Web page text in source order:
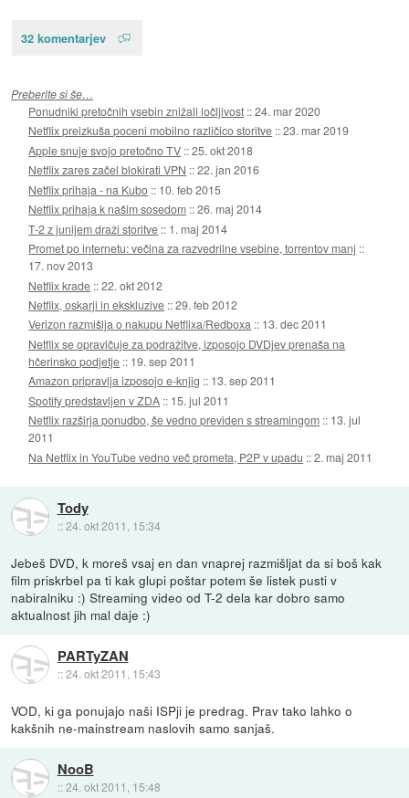
32 komentarjev
Preberite si še…
Ponudniki pretočnih vsebin znižali ločljivost ::24. mar 2020
Netflix preizkuša poceni mobilno različico storitve ::23. mar 2019
Apple snuje svojo pretočno TV ::25. okt 2018
Netflix zares začel blokirati VPN ::22. jan 2016
Netflix prihaja - na Kubo :: 10. feb 2015
Netflix prihaja k našim sosedom ::26. maj 2014
T-2 z junijem draži storitve :: 1. maj 2014
Promet po internetu: večina za razvedrilne vsebine, torrentov manj ::
17. nov 2013
Netflix krade ::22. okt 2012
Netflix, oskarji in ekskluzive ::29. feb 2012
Verizon razmišlja o nakupu Netflixa/Redboxa :: 13. dec 2011
Netflix se opravičuje za podražitve, izposojo DVDjev prenaša na
hčerinsko podjetje :: 19. sep 2011
Amazon pripravlja izposojo e-knjig :: 13. sep 2011
Spotify predstavljen v ZDA :: 15. jul 2011
Netflix razširja ponudbo, še vedno previden s streamingom :: 13. jul
2011
Na Netflix in YouTube vedno več prometa, P2P v upadu ::2. maj 2011
Tody
::24. okt 2011, 15:34
Jebeš DVD, k moreš vsaj en dan vnaprej razmišljat da si boš kak
film priskrbel pa ti kak glupi poštar potem še listek pusti v
nabiralniku :) Streaming video od T-2 dela kar dobro samo
aktualnost jih mal daje :)
PARTyZAN
::24. okt 2011, 15:43
VOD, ki ga ponujajo naši ISPji je predrag. Prav tako lahko o
kakšnih ne-mainstream naslovih samo sanjaš.
NooB
::24. okt 2011, 15:48